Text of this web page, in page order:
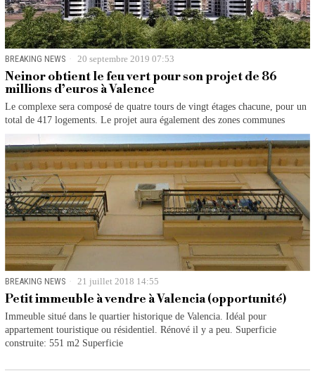
BREAKING NEWS 20 septembre 2019 07:53
Neinor obtient le feu vert pour son projet de 86
millions d’euros à Valence
Le complexe sera composé de quatre tours de vingt étages chacune, pour un
total de 417 logements. Le projet aura également des zones communes
BREAKING NEWS 21 juillet 2018 14:55
Petit immeuble à vendre à Valencia (opportunité)
Immeuble situé dans le quartier historique de Valencia. Idéal pour
appartement touristique ou résidentiel. Rénové il y a peu. Superficie
construite: 551 m2 Superficie